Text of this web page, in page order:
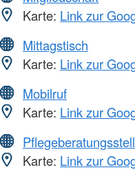
Karte: Link zur
Mittagstisch
Karte: Link zur
Mobilruf
Karte: Link zur
Karte: Link zur